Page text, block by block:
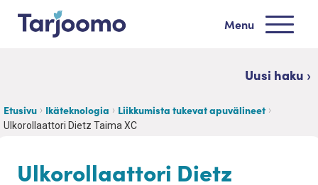
Siirry sisältöön
Menu
Uusi haku ›
Etusivu Ikäteknologia Liikkumista tukevat apuvälineet
Ulkorollaattori Dietz Taima XC
Ulkorollaattori Dietz